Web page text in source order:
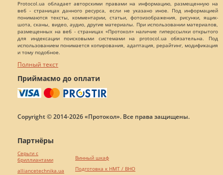
Protocol.ua обладает авторскими правами на информацию, размещенную на
веб - страницах данного ресурса, если не указано иное. Под информацией
понимаются тексты, комментарии, статьи, фотоизображения, рисунки, ящик-
шота, сканы, видео, аудио, другие материалы. При использовании материалов,
размещенных на веб - страницах «Протокол» наличие гиперссылки открытого
для индексации поисковыми системами на protocol.ua обязательна. Под
использованием понимается копирования, адаптация, рерайтинг, модификация
и тому подобное.
Полный текст
Приймаємо до оплати
Copyright © 2014-2026 «Протокол». Все права защищены.
Партнёры
Серьги с
бриллиантами
alliancetechnika.ua
Винный шкаф
Подготовка к НМТ / ВНО